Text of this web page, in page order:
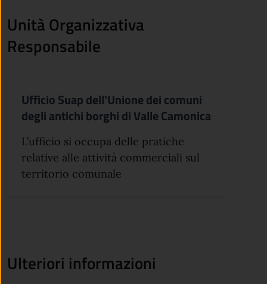
Unità Organizzativa
Responsabile
Ufficio Suap dell'Unione dei comuni
degli antichi borghi di Valle Camonica
L’ufficio si occupa delle pratiche
relative alle attività commerciali sul
territorio comunale
Ulteriori informazioni